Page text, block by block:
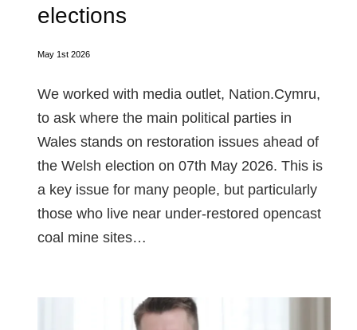
elections
May 1st 2026
We worked with media outlet, Nation.Cymru,
to ask where the main political parties in
Wales stands on restoration issues ahead of
the Welsh election on 07th May 2026. This is
a key issue for many people, but particularly
those who live near under-restored opencast
coal mine sites…